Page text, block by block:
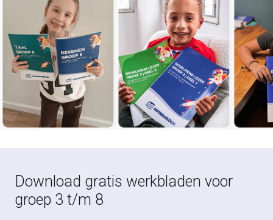
Download gratis werkbladen voor
groep 3 t/m 8